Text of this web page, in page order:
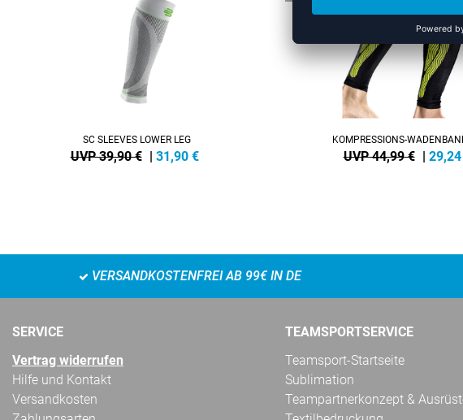
SC SLEEVES LOWER LEG
UVP 39,90 € 31,90 €
KOMPRESSIONS-
UVP 44,99 € 29,24
VERSANDKOSTENFREI AB 99€ IN DE
SERVICE
Vertrag widerrufen
Hilfe und Kontakt
Versandkosten
TEAMSPORTSERVICE
Teamsport-Startseite
Sublimation
Teampartnerkonzept &